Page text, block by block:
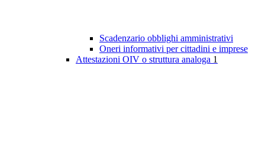
Scadenzario obblighi amministrativi
Oneri informativi per cittadini e imprese
Attestazioni OIV o struttura analoga 1